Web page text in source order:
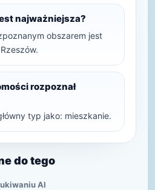
najważniejsza?
obszarem jest
rozpoznał
typ jako: mieszkanie.
do tego
AI